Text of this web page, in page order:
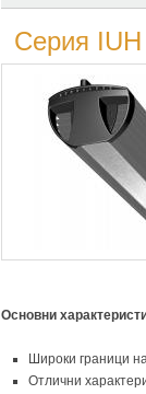
Серия IUH
Основни
Широки граници
Отлични